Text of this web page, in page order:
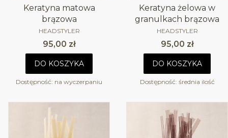
Keratyna matowa
brązowa
PRODUCENT
HEADSTYLER
Cena
95,00 zł
DO KOSZYKA
Dostępność: na wyczerpaniu
Keratyna żelowa w
granulkach brązowa
PRODUCENT
HEADSTYLER
Cena
95,00 zł
DO KOSZYKA
Dostępność: średnia ilość